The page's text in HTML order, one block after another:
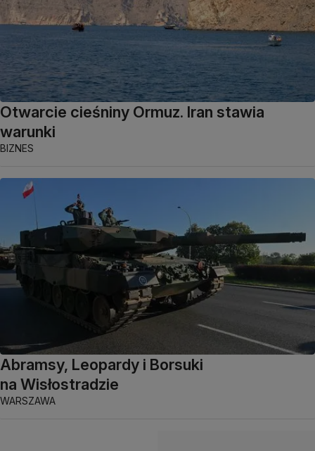
Otwarcie cieśniny Ormuz. Iran stawia
warunki
BIZNES
Abramsy, Leopardy i Borsuki
na Wisłostradzie
WARSZAWA